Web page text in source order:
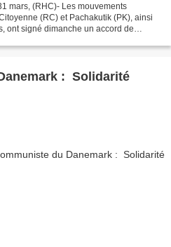
mars, (RHC)- Les mouvements
(RC) et Pachakutik (PK), ainsi
ont signé dimanche un accord de
: Solidarité